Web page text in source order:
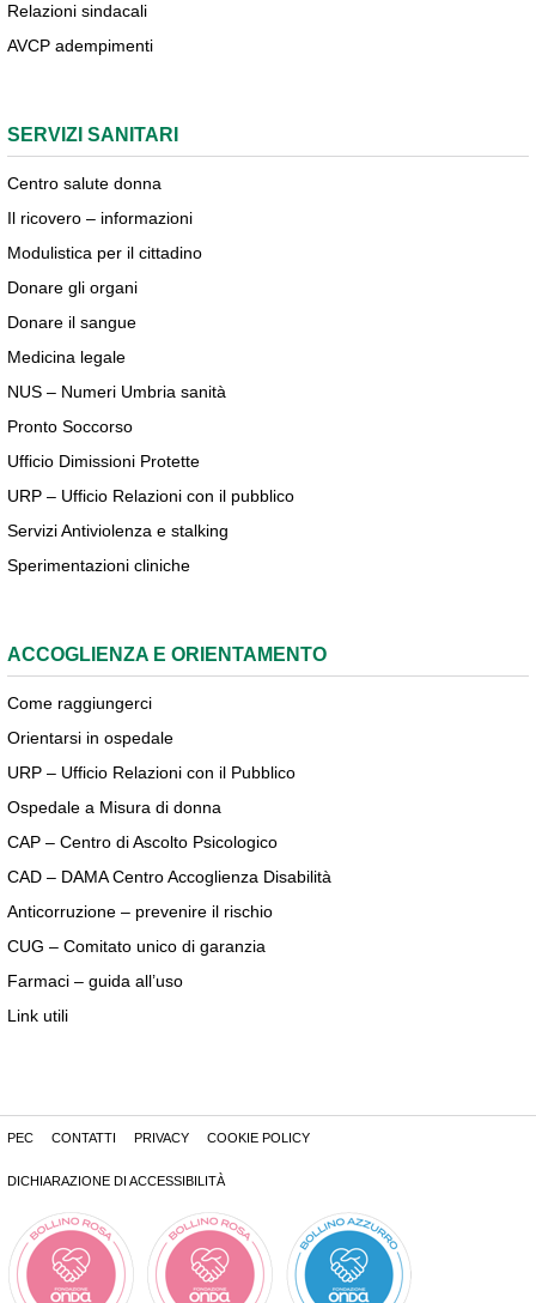
Relazioni sindacali
AVCP adempimenti
SERVIZI SANITARI
Centro salute donna
Il ricovero – informazioni
Modulistica per il cittadino
Donare gli organi
Donare il sangue
Medicina legale
NUS – Numeri Umbria sanità
Pronto Soccorso
Ufficio Dimissioni Protette
URP – Ufficio Relazioni con il pubblico
Servizi Antiviolenza e stalking
Sperimentazioni cliniche
ACCOGLIENZA E ORIENTAMENTO
Come raggiungerci
Orientarsi in ospedale
URP – Ufficio Relazioni con il Pubblico
Ospedale a Misura di donna
CAP – Centro di Ascolto Psicologico
CAD – DAMA Centro Accoglienza Disabilità
Anticorruzione – prevenire il rischio
CUG – Comitato unico di garanzia
Farmaci – guida all’uso
Link utili
PEC CONTATTI PRIVACY COOKIE POLICY
DICHIARAZIONE DI ACCESSIBILITÀ